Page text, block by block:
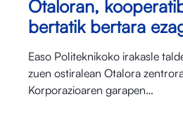
Otaloran,
bertatik bertara
Easo Politeknikoko irakasle
zuen ostiralean Otalora⁠
Korporazioaren garapen…